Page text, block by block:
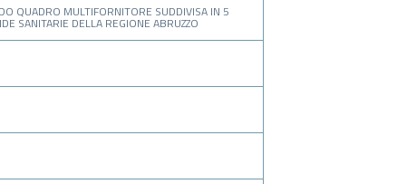
QUADRO MULTIFORNITORE SUDDIVISA IN 5
SANITARIE DELLA REGIONE ABRUZZO